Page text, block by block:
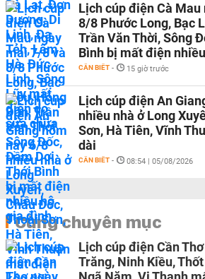
Lịch cúp điện Cà
8/8 Phước Long, Bạc
Trần Văn Thời, Sông
Bình bị mất điện
CẦN BIẾT - 15 giờ trước
Lịch cúp điện An
nhiều nhà ở Long
Sơn, Hà Tiên, Vĩnh
dài
CẦN BIẾT - 08:54 | 05/08/2026
Cùng chuyên mục
Lịch cúp điện Cần
Trăng, Ninh Kiều,